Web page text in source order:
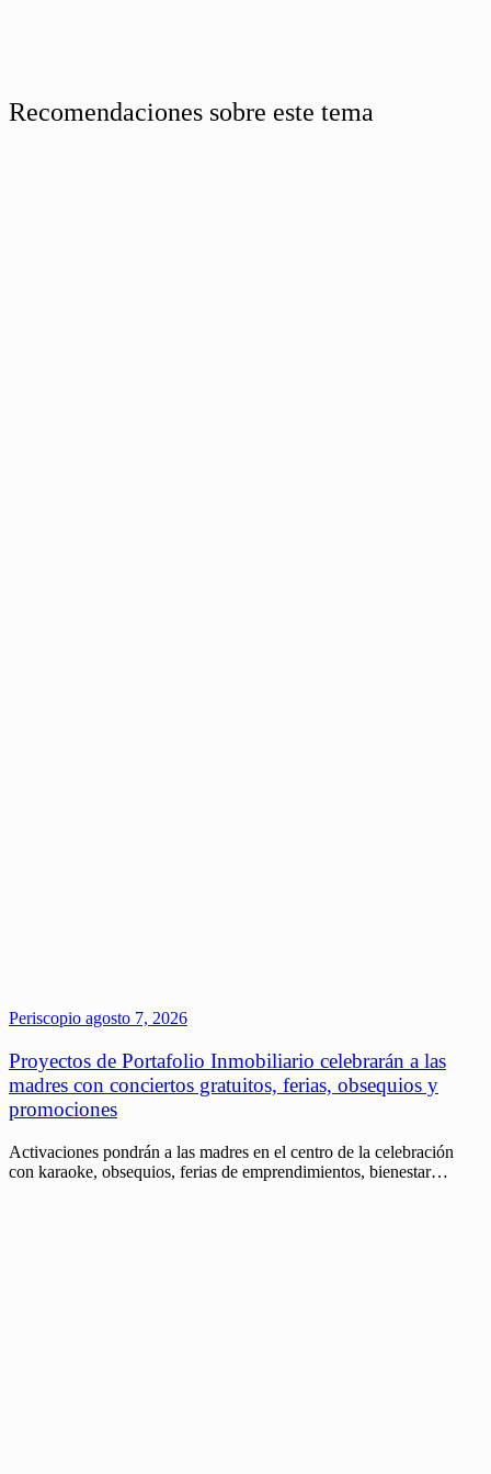
Recomendaciones sobre este tema
Periscopio agosto 7, 2026
Proyectos de Portafolio Inmobiliario celebrarán a las
madres con conciertos gratuitos, ferias, obsequios y
promociones
Activaciones pondrán a las madres en el centro de la celebración
con karaoke, obsequios, ferias de emprendimientos, bienestar…